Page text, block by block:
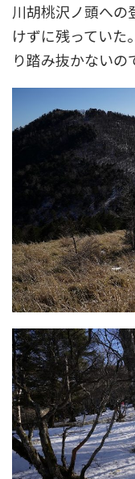
川胡桃沢ノ頭への
けずに残っていた
り踏み抜かないの